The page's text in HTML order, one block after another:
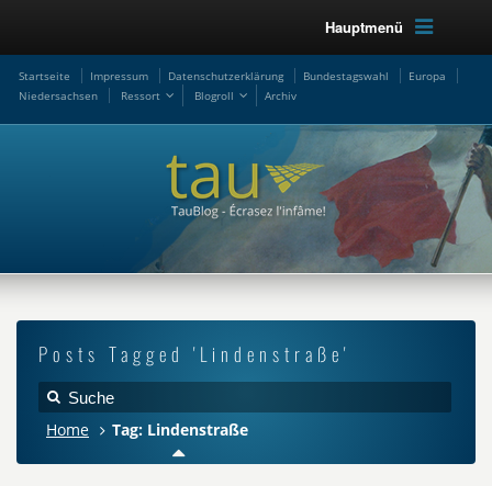
Hauptmenü
Startseite Impressum Datenschutzerklärung Bundestagswahl
Europa
Niedersachsen
Ressort Blogroll Archiv
Posts Tagged 'Lindenstraße'
Home Tag: Lindenstraße